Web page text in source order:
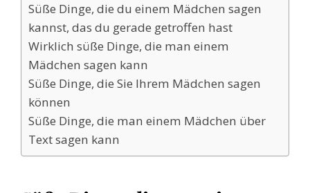
Süße Dinge, die du einem Mädchen sagen
kannst, das du gerade getroffen hast
Wirklich süße Dinge, die man einem
Mädchen sagen kann
Süße Dinge, die Sie Ihrem Mädchen sagen
können
Süße Dinge, die man einem Mädchen über
Text sagen kann